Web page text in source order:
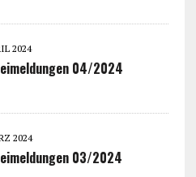
2024
04/2024
2024
03/2024